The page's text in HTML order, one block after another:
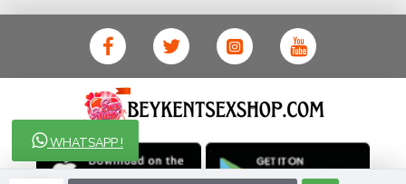
WHATSAPP !
planda tutan yaklaşımcı ve yenilikçi servislerin geliştirilmesi
konusundaki becerileri ile kendisine Cinsel Ürün hayatında lider
ve kalıcı bir yer edinmiştir.